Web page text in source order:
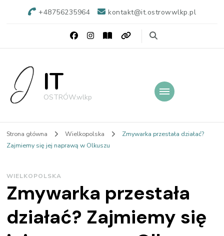
+48756235964 kontakt@it.ostrowwlkp.pl
IT
OSTRÓW.wlkp
Strona główna Wielkopolska
Zmywarka przestała działać?
Zajmiemy się jej naprawą w Olkuszu
WIELKOPOLSKA
Zmywarka przestała
działać? Zajmiemy się